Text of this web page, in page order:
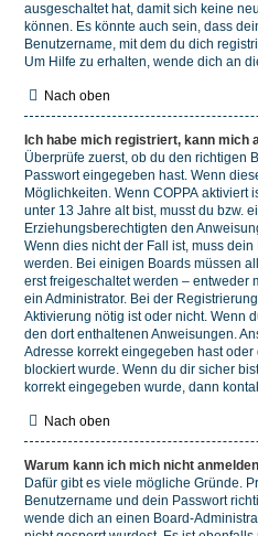
ausgeschaltet hat, damit sich keine
können. Es könnte auch sein, dass
Benutzername, mit dem du dich
Um Hilfe zu erhalten, wende dich an
Nach oben
Ich habe mich registriert, kann mich
Überprüfe zuerst, ob du den richtigen
Passwort eingegeben hast. Wenn
Möglichkeiten. Wenn COPPA aktiviert
unter 13 Jahre alt bist, musst du bzw.
Erziehungsberechtigten den
Wenn dies nicht der Fall ist, muss
werden. Bei einigen Boards müssen
erst freigeschaltet werden – entweder
ein Administrator. Bei der
Aktivierung nötig ist oder nicht. Wenn
den dort enthaltenen Anweisungen.
Adresse korrekt eingegeben hast
blockiert wurde. Wenn du dir sicher
korrekt eingegeben wurde, dann
Nach oben
Warum kann ich mich nicht
Dafür gibt es viele mögliche Gründe.
Benutzername und dein Passwort
wende dich an einen Board-